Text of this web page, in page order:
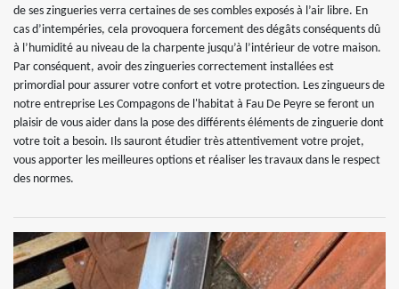
de ses zingueries verra certaines de ses combles exposés à l’air libre. En
cas d’intempéries, cela provoquera forcement des dégâts conséquents dû
à l’humidité au niveau de la charpente jusqu’à l’intérieur de votre maison.
Par conséquent, avoir des zingueries correctement installées est
primordial pour assurer votre confort et votre protection. Les zingueurs de
notre entreprise Les Compagons de l'habitat à Fau De Peyre se feront un
plaisir de vous aider dans la pose des différents éléments de zinguerie dont
votre toit a besoin. Ils sauront étudier très attentivement votre projet,
vous apporter les meilleures options et réaliser les travaux dans le respect
des normes.